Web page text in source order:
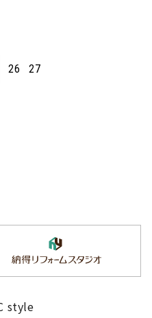
26 27